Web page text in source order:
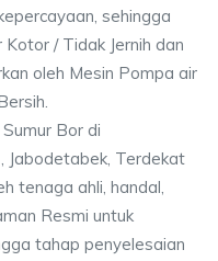
sehingga
/ Tidak Jernih dan
oleh Mesin Pompa air
Bor di
Jabodetabek, Terdekat
tenaga ahli, handal,
Resmi untuk
tahap penyelesaian